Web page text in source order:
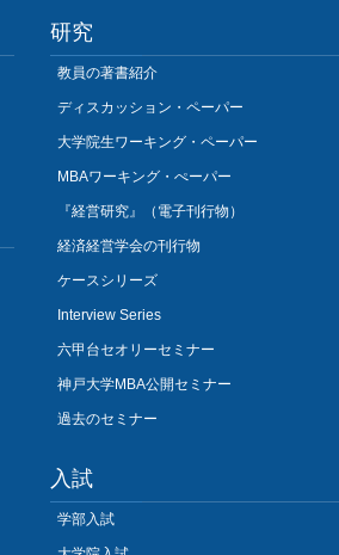
研究
教員の著書紹介
ディスカッション・ペーパー
大学院生ワーキング・ペーパー
MBAワーキング・ぺーパー
『経営研究』（電子刊行物）
経済経営学会の刊行物
ケースシリーズ
Interview Series
六甲台セオリーセミナー
神戸大学MBA公開セミナー
過去のセミナー
入試
学部入試